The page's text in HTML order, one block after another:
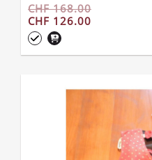
CHF 168.00
CHF 126.00